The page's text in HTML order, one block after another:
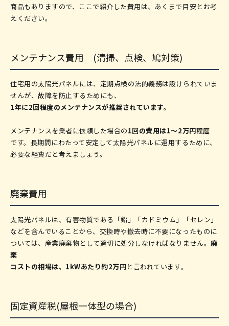
商品もありますので、ここで紹介した費用は、あくまで目安とお考
えください。
メンテナンス費用 (清掃、点検、鳩対策)
住宅用の太陽光パネルには、定期点検の法的義務は設けられていま
せんが、故障を防止するためにも、
1年に2回程度のメンテナンスが推奨されています。
メンテナンスを業者に依頼した場合の1回の費用は1～2万円程度
です。長期間にわたって安定して太陽光パネルに運用するために、
必要な経費だと考えましょう。
廃棄費用
太陽光パネルは、有害物質である「鉛」「カドミウム」「セレン」
などを含んでいることから、交換時や撤去時に不要になったものに
ついては、産業廃棄物として適切に処分しなければなりません。廃
棄
コストの相場は、1kWあたり約2万円と言われています。
固定資産税(屋根一体型の場合)